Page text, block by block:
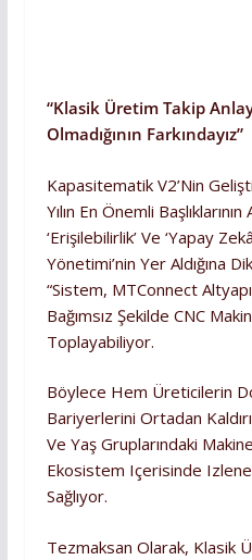
“Klasik Üretim Takip
Olmadığının Farkındayız”
Kapasitematik V2’nin
Yılın En Önemli
‘erişilebilirlik’ Ve ‘yapay
Yönetimi’nin Yer Aldığına
“Sistem, MTConnect
Bağımsız Şekilde CNC
Toplayabiliyor.
Böylece Hem Üreticilerin
Bariyerlerini Ortadan
Ve Yaş Gruplarındaki
Ekosistem Içerisinde
Sağlıyor.
Tezmaksan Olarak, Klasik